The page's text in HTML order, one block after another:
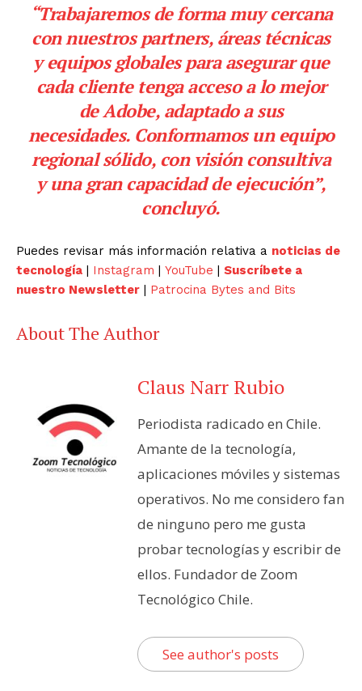
“Trabajaremos de forma muy cercana
con nuestros partners, áreas técnicas
y equipos globales para asegurar que
cada cliente tenga acceso a lo mejor
de Adobe, adaptado a sus
necesidades. Conformamos un equipo
regional sólido, con visión consultiva
y una gran capacidad de ejecución”,
concluyó.
Puedes revisar más información relativa a noticias de
tecnología | Instagram | YouTube | Suscríbete a
nuestro Newsletter | Patrocina Bytes and Bits
About The Author
Claus Narr Rubio
Periodista radicado en Chile.
Amante de la tecnología,
aplicaciones móviles y sistemas
operativos. No me considero fan
de ninguno pero me gusta
probar tecnologías y escribir de
ellos. Fundador de Zoom
Tecnológico Chile.
See author's posts